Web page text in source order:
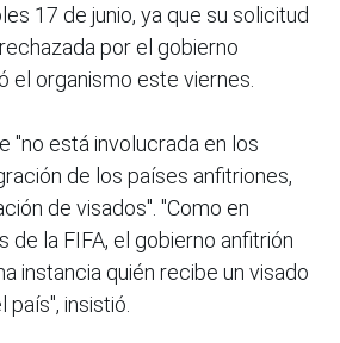
17 de junio, ya que su solicitud
por el gobierno
el organismo este viernes.
"no está involucrada en los
de los países anfitriones,
de visados". "Como en
de la FIFA, el gobierno anfitrión
instancia quién recibe un visado
insistió.